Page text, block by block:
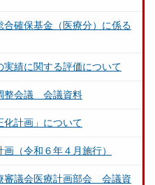
確保基金（医療分）に係る
績に関する評価について
整会議 会議資料
化計画」について
（令和６年４月施行）
審議会医療計画部会 会議資